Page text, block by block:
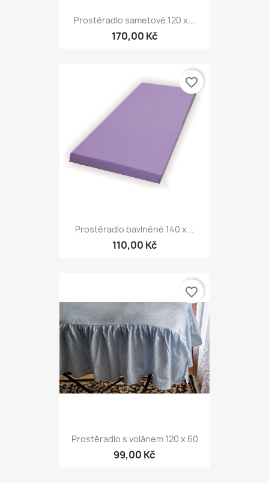
Prostěradlo sametové 120 x...
170,00 Kč
Prostěradlo bavlněné 140 x...
110,00 Kč
favorite_border
Prostěradlo s volánem 120 x 60
99,00 Kč
favorite_border